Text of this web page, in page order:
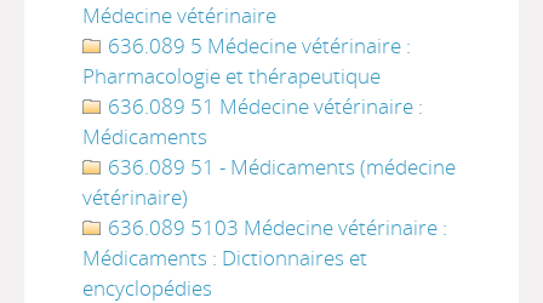
Médecine vétérinaire
636.089 5 Médecine vétérinaire :
Pharmacologie et thérapeutique
636.089 51 Médecine vétérinaire :
Médicaments
636.089 51 - Médicaments (médecine
vétérinaire)
636.089 5103 Médecine vétérinaire :
Médicaments : Dictionnaires et
encyclopédies